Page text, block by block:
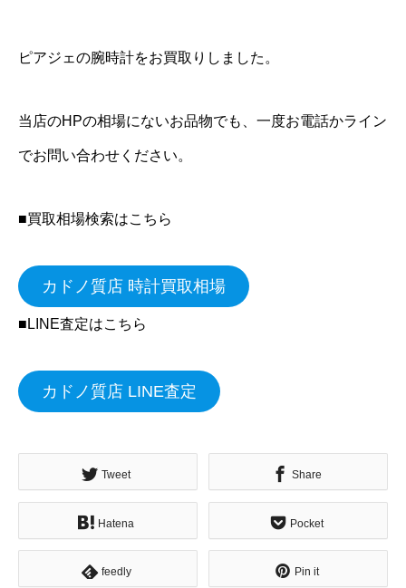
ピアジェの腕時計をお買取りしました。
当店のHPの相場にないお品物でも、一度お電話かライン
でお問い合わせください。
■買取相場検索はこちら
カドノ質店 時計買取相場
■LINE査定はこちら
カドノ質店 LINE査定
Tweet Share
Hatena Pocket
feedly Pin it